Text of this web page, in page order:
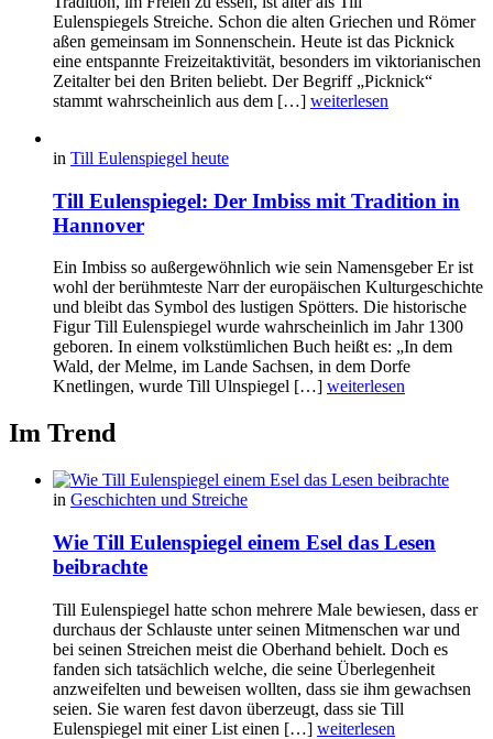
Eulenspiegels Streiche. Schon die alten Griechen und Römer
aßen gemeinsam im Sonnenschein. Heute ist das Picknick
eine entspannte Freizeitaktivität, besonders im viktorianischen
Zeitalter bei den Briten beliebt. Der Begriff „Picknick“
stammt wahrscheinlich aus dem […] weiterlesen
in Till Eulenspiegel heute
Till Eulenspiegel: Der Imbiss mit Tradition in
Hannover
Ein Imbiss so außergewöhnlich wie sein Namensgeber Er ist
wohl der berühmteste Narr der europäischen Kulturgeschichte
und bleibt das Symbol des lustigen Spötters. Die historische
Figur Till Eulenspiegel wurde wahrscheinlich im Jahr 1300
geboren. In einem volkstümlichen Buch heißt es: „In dem
Wald, der Melme, im Lande Sachsen, in dem Dorfe
Knetlingen, wurde Till Ulnspiegel […] weiterlesen
Im Trend
in Geschichten und Streiche
Wie Till Eulenspiegel einem Esel das Lesen
beibrachte
Till Eulenspiegel hatte schon mehrere Male bewiesen, dass er
durchaus der Schlauste unter seinen Mitmenschen war und
bei seinen Streichen meist die Oberhand behielt. Doch es
fanden sich tatsächlich welche, die seine Überlegenheit
anzweifelten und beweisen wollten, dass sie ihm gewachsen
seien. Sie waren fest davon überzeugt, dass sie Till
Eulenspiegel mit einer List einen […] weiterlesen